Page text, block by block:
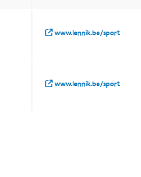
www.lennik.be/sport
www.lennik.be/sport